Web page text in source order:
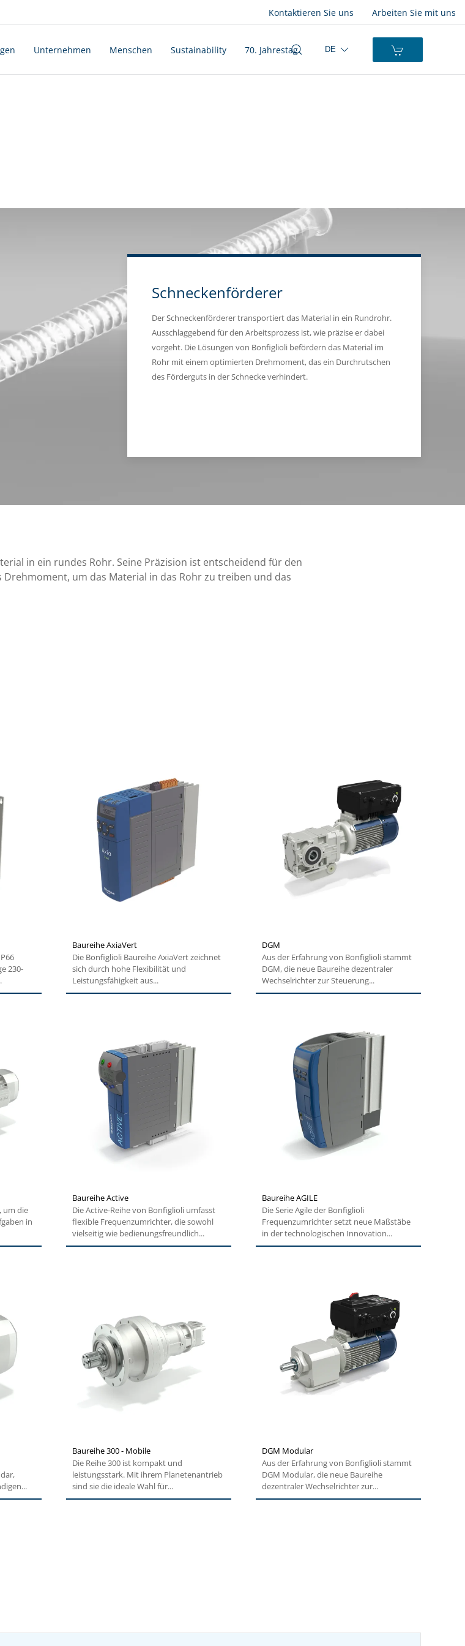
Kontaktieren Sie uns Arbeiten Sie mit uns
Unternehmen Menschen Sustainability 70. Jahrestag DE
Schneckenförderer
Der Schneckenförderer transportiert das Material in ein Rundrohr.
Ausschlaggebend für den Arbeitsprozess ist, wie präzise er dabei
vorgeht. Die Lösungen von Bonfiglioli befördern das Material im
Rohr mit einem optimierten Drehmoment, das ein Durchrutschen
des Förderguts in der Schnecke verhindert.
in ein rundes Rohr. Seine Präzision ist entscheidend für den
um das Material in das Rohr zu treiben und das
230-
Baureihe AxiaVert
Die Bonfiglioli Baureihe AxiaVert zeichnet
sich durch hohe Flexibilität und
Leistungsfähigkeit aus...
DGM
Aus der Erfahrung von Bonfiglioli stammt
DGM, die neue Baureihe dezentraler
Wechselrichter zur Steuerung...
um die
in
Baureihe Active
Die Active-Reihe von Bonfiglioli umfasst
flexible Frequenzumrichter, die sowohl
vielseitig wie bedienungsfreundlich...
Baureihe AGILE
Die Serie Agile der Bonfiglioli
Frequenzumrichter setzt neue Maßstäbe
in der technologischen Innovation...
Baureihe 300 - Mobile
Die Reihe 300 ist kompakt und
leistungsstark. Mit ihrem Planetenantrieb
sind sie die ideale Wahl für...
DGM Modular
Aus der Erfahrung von Bonfiglioli stammt
DGM Modular, die neue Baureihe
dezentraler Wechselrichter zur...